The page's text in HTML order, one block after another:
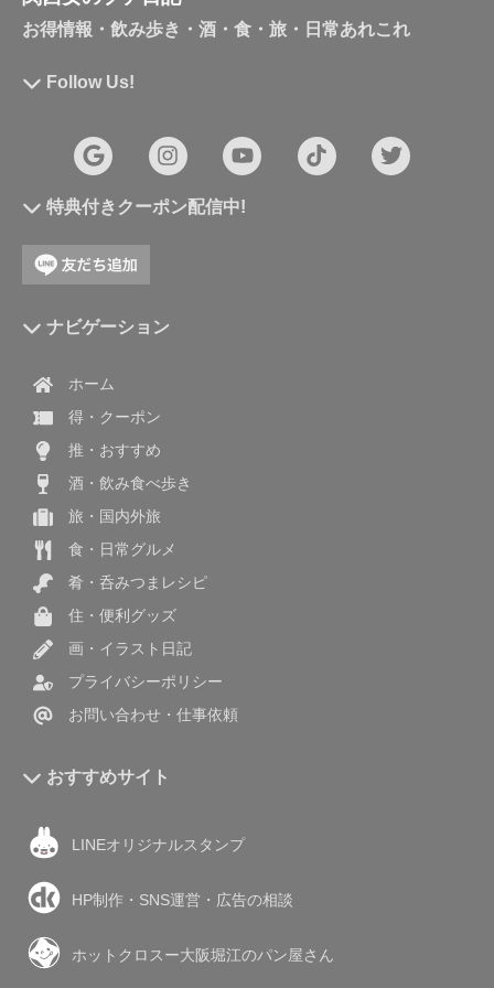
お得情報・飲み歩き・酒・食・旅・日常あれこれ
Follow Us!
特典付きクーポン配信中!
ナビゲーション
ホーム
得・クーポン
推・おすすめ
酒・飲み食べ歩き
旅・国内外旅
食・日常グルメ
肴・呑みつまレシピ
住・便利グッズ
画・イラスト日記
プライバシーポリシー
お問い合わせ・仕事依頼
おすすめサイト
LINEオリジナルスタンプ
HP制作・SNS運営・広告の相談
ホットクロスー大阪堀江のパン屋さん